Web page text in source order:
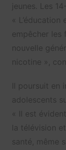
jeunes. Les
« L’éducation
empêcher les
nouvelle
nicotine »,
Il poursuit en
adolescents
« Il est
la télévision
santé, même